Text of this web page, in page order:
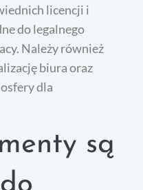
licencji i
do legalnego
Należy również
biura oraz
dla
są